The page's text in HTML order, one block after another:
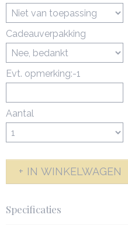
Cadeauverpakking
Evt. opmerking:-1
Aantal
IN WINKELWAGEN
Specificaties